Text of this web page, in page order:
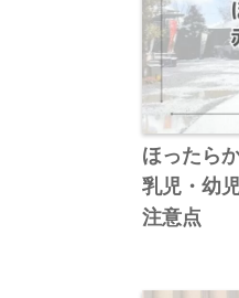
ほったら
乳児・幼
注意点